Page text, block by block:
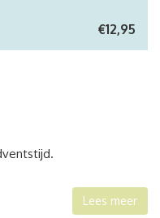
€12,95
Lees meer